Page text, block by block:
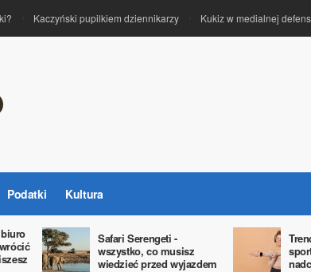
Kaczyński pupilkiem dziennikarzy Kukiz w medialnej
Podatki Kultura
Safari Serengeti -
wszystko, co musisz
wiedzieć przed wyjazdem